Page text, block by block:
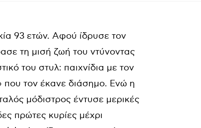
93 ετών. Αφού ίδρυσε τον
τη μισή ζωή του ντύνοντας
του στυλ: παιχνίδια με τον
που τον έκανε διάσημο. Ενώ η
μόδιστρος έντυσε μερικές
πρώτες κυρίες μέχρι